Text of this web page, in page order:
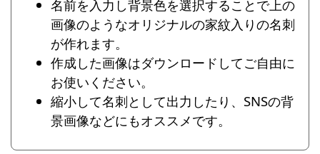
名前を入力し背景色を選択することで上の
画像のようなオリジナルの家紋入りの名刺
が作れます。
作成した画像はダウンロードしてご自由に
お使いください。
縮小して名刺として出力したり、SNSの背
景画像などにもオススメです。